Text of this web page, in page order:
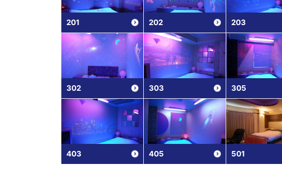
201 202 203
302 303 305
403 405 501